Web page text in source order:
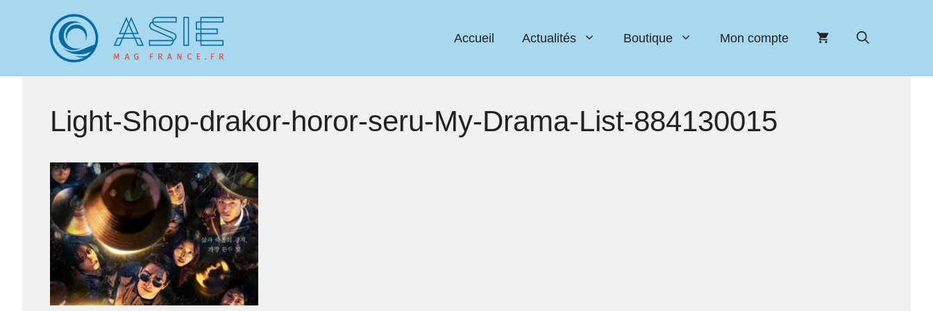
Accueil Actualités Boutique Mon compte
Light-Shop-drakor-horor-seru-My-Drama-List-884130015